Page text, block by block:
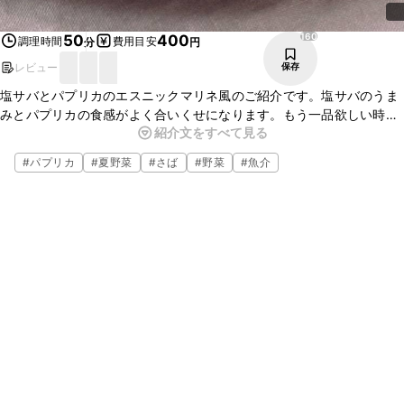
調理時間 50分 費用目安400円
レビュー
160
保存
塩サバとパプリカのエスニックマリネ風のご紹介です。塩サバのうま
みとパプリカの食感がよく合いくせになります。もう一品欲しい時や
お酒のおつまみにもぴったりです。簡単にささっと作れるのでぜひお
試しくださいね。
紹介文をすべて見る
#パプリカ #夏野菜 #さば #野菜 #魚介